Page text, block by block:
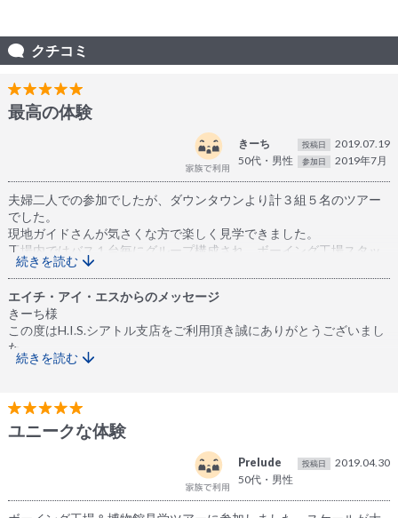
クチコミ
最高の体験
きーち
50代・男性
投稿日 2019.07.19
参加日 2019年7月
夫婦二人での参加でしたが、ダウンタウンより計３組５名のツアー
でした。
現地ガイドさんが気さくな方で楽しく見学できました。
工場内ではバス１台毎にグループ構成され、ボーイング工場スタッ
フが英語で説明されますが、現地ガイドさんが終始日本語で説明さ
れよく理解できました。
航空博物館ではポイントを説明してもらいフリーで見学させてもら
い、時間を気にすることなく堪能できました。
続きを読む
エイチ・アイ・エスからのメッセージ
きーち様
この度はH.I.S.シアトル支店をご利用頂き誠にありがとうございまし
た。
ツアーをお楽しみいただけたようで大変嬉しく思います。
います。
きーち様のまたのご利用を、弊社スタッフ一同心よりお待ちしてお
続きを読む
ユニークな体験
Prelude
50代・男性
投稿日 2019.04.30